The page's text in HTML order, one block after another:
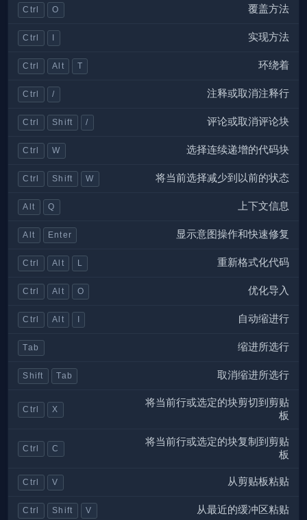
Ctrl O 覆盖方法
Ctrl 实现方法
Ctrl Alt T 环绕着
Ctrl / 注释或取消注释行
Ctrl Shift / 评论或取消评论块
Ctrl W 选择连续递增的代码块
Ctrl Shift W 将当前选择减少到以前的状态
Alt Q 上下文信息
Alt Enter 显示意图操作和快速修复
Ctrl Alt L 重新格式化代码
Ctrl Alt O 优化导入
Ctrl Alt 自动缩进行
Tab 缩进所选行
Shift Tab 取消缩进所选行
Ctrl X
将当前行或选定的块剪切到剪贴
板
Ctrl C
将当前行或选定的块复制到剪贴
板
Ctrl V 从剪贴板粘贴
Ctrl Shift V 从最近的缓冲区粘贴